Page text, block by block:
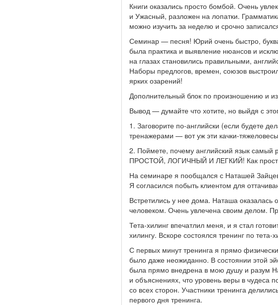
Книги оказались просто бомбой. Очень
и Ужасный, разложен на лопатки.
можно изучить за неделю и срочно
Семинар — песня! Юрий очень быстро,
была практика и выявление нюансов и
на глазах становились правильными,
Наборы предлогов, времен, союзов
ярких озарений!
Дополнительный блок по произношению и
Вывод — думайте что хотите, но выйдя с
1. Заговорите по-английски (если будете
тренажерами — вот уж эти качки-
2. Поймете, почему английский язык
ПРОСТОЙ, ЛОГИЧНЫЙ И ЛЕГКИЙ! Как
На семинаре я пообщался с Наташей
Я согласился побыть клиентом для
Встретились у нее дома. Наташа
человеком. Очень увлечена своим делом.
Тета-хилинг впечатлил меня, и я стал
хилингу. Вскоре состоялся тренинг по
С первых минут тренинга я прямо
было даже неожиданно. В состоянии этой
была прямо внедрена в мою душу и разум
и объяснениях, что уровень веры в чудеса
со всех сторон. Участники тренинга
первого дня тренинга.